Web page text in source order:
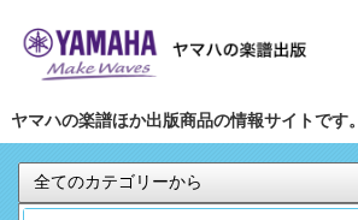
ヤマハの楽譜ほか出版商品の情報サイトです。